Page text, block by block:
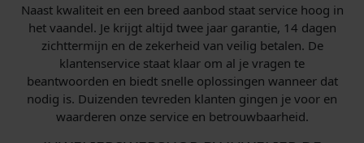
Naast kwaliteit en een breed aanbod staat service hoog in
het vaandel. Je krijgt altijd twee jaar garantie, 14 dagen
zichttermijn en de zekerheid van veilig betalen. De
klantenservice staat klaar om al je vragen te
beantwoorden en biedt snelle oplossingen wanneer dat
nodig is. Duizenden tevreden klanten gingen je voor en
waarderen onze service en betrouwbaarheid.